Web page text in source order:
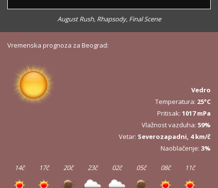
August Rush, Rhapsody, Final Scene
Vremenska prognoza za Beograd:
Vedro
Temperatura: 25°C
Pritisak: 1017 mPa
Vlažnost vazduha: 59%
Vetar: Severozapadni, 4 km/č
Naoblačenje: 3%
14č 17č 20č 23č 02č 05č 08č 11č